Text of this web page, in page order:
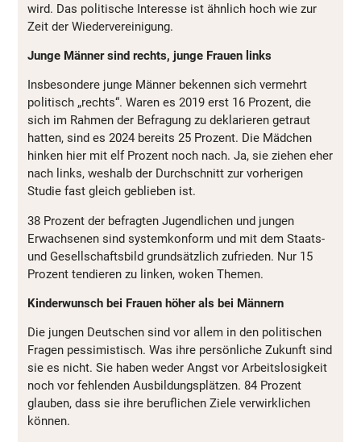
wird. Das politische Interesse ist ähnlich hoch wie zur
Zeit der Wiedervereinigung.
Junge Männer sind rechts, junge Frauen links
Insbesondere junge Männer bekennen sich vermehrt
politisch „rechts“. Waren es 2019 erst 16 Prozent, die
sich im Rahmen der Befragung zu deklarieren getraut
hatten, sind es 2024 bereits 25 Prozent. Die Mädchen
hinken hier mit elf Prozent noch nach. Ja, sie ziehen eher
nach links, weshalb der Durchschnitt zur vorherigen
Studie fast gleich geblieben ist.
38 Prozent der befragten Jugendlichen und jungen
Erwachsenen sind systemkonform und mit dem Staats-
und Gesellschaftsbild grundsätzlich zufrieden. Nur 15
Prozent tendieren zu linken, woken Themen.
Kinderwunsch bei Frauen höher als bei Männern
Die jungen Deutschen sind vor allem in den politischen
Fragen pessimistisch. Was ihre persönliche Zukunft sind
sie es nicht. Sie haben weder Angst vor Arbeitslosigkeit
noch vor fehlenden Ausbildungsplätzen. 84 Prozent
glauben, dass sie ihre beruflichen Ziele verwirklichen
können.